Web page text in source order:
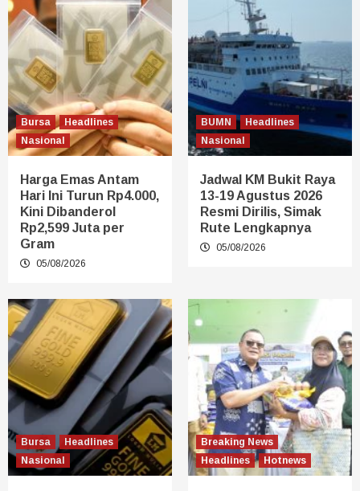
Bursa
Headlines
Nasional
Harga Emas Antam
Hari Ini Turun Rp4.000,
Kini Dibanderol
Rp2,599 Juta per
Gram
05/08/2026
BUMN
Headlines
Nasional
Jadwal KM Bukit Raya
13-19 Agustus 2026
Resmi Dirilis, Simak
Rute Lengkapnya
05/08/2026
Bursa
Headlines
Nasional
Breaking News
Headlines
Hotnews